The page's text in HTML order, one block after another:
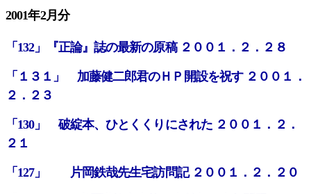
2001年2月分
「132」『正論』誌の最新の原稿 ２００１．２．２８
「１３１」 加藤健二郎君のＨＰ開設を祝す ２００１．
２．２３
「130」 破綻本、ひとくくりにされた ２００１．２．
２１
「127」 片岡鉄哉先生宅訪問記 ２００１．２．２０